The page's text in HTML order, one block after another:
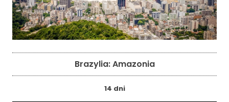
Brazylia: Amazonia
14 dni